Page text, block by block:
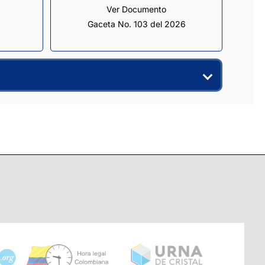
Ver Documento
Gaceta No. 103 del 2026